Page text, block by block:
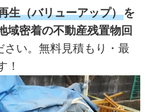
生（バリューアップ）を
域密着の不動産残置物回
さい。無料見積もり・最
！